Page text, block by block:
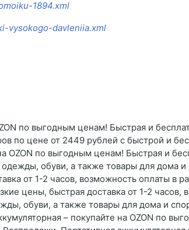
1894.xml
vysokogo-davleniia.xml
по выгодным ценам! Быстрая и
по цене от 2449 рублей с быстрой и
OZON по выгодным ценам! Быстрая и
обуви, а также товары для дома и
от 1-2 часов, возможность оплаты в
цены, быстрая доставка от 1-2 часов,
обуви, а также товары для дома и
– покупайте на OZON по